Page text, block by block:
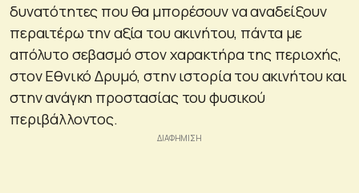
δυνατότητες που θα μπορέσουν να αναδείξουν
περαιτέρω την αξία του ακινήτου, πάντα με
απόλυτο σεβασμό στον χαρακτήρα της περιοχής,
στον Εθνικό Δρυμό, στην ιστορία του ακινήτου και
στην ανάγκη προστασίας του φυσικού
περιβάλλοντος.